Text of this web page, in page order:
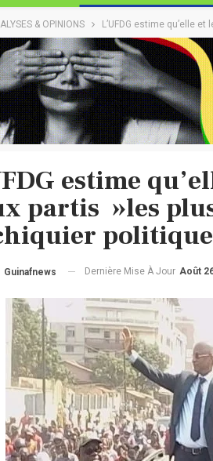
& OPINIONS L’UFDG estime qu’elle
estime
partis »les
Guinafnews Dernière Mise À Jour Août